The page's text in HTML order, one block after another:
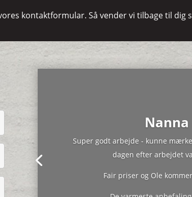
kontaktformular. Så vender vi tilbage til dig
Nanna
Super godt arbejde - kunne
dagen efter arbejdet
Fair priser og Ole